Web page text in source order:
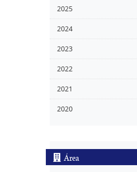
2025
2024
2023
2022
2021
2020
Área